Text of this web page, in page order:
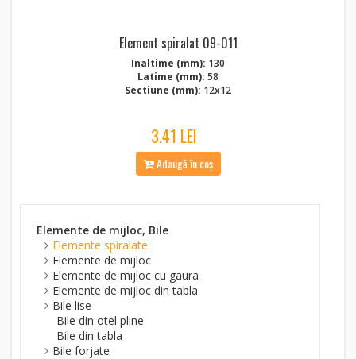
Element spiralat 09-011
Inaltime (mm): 130
Latime (mm): 58
Sectiune (mm): 12x12
3.41 LEI
Adaugă în coș
Elemente de mijloc, Bile
Elemente spiralate
Elemente de mijloc
Elemente de mijloc cu gaura
Elemente de mijloc din tabla
Bile lise
Bile din otel pline
Bile din tabla
Bile forjate